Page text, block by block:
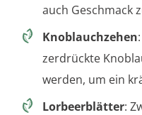
auch Geschmack
Knoblauchzehen
zerdrückte
werden, um ein
Lorbeerblätter: